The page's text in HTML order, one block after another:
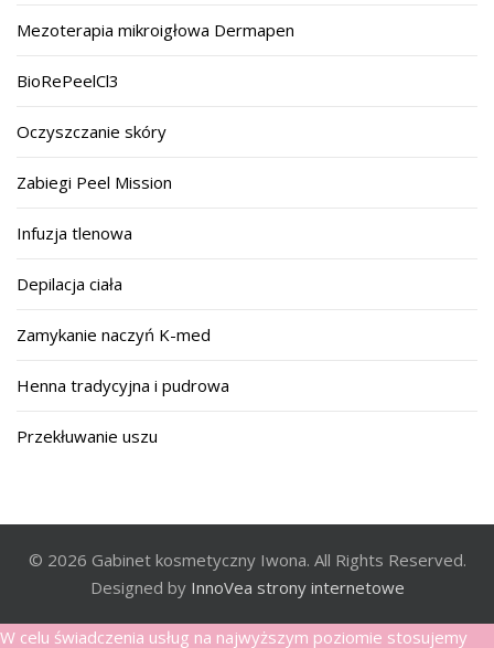
Mezoterapia mikroigłowa Dermapen
BioRePeelCl3
Oczyszczanie skóry
Zabiegi Peel Mission
Infuzja tlenowa
Depilacja ciała
Zamykanie naczyń K-med
Henna tradycyjna i pudrowa
Przekłuwanie uszu
© 2026 Gabinet kosmetyczny Iwona. All Rights Reserved.
Designed by InnoVea strony internetowe
W celu świadczenia usług na najwyższym poziomie stosujemy